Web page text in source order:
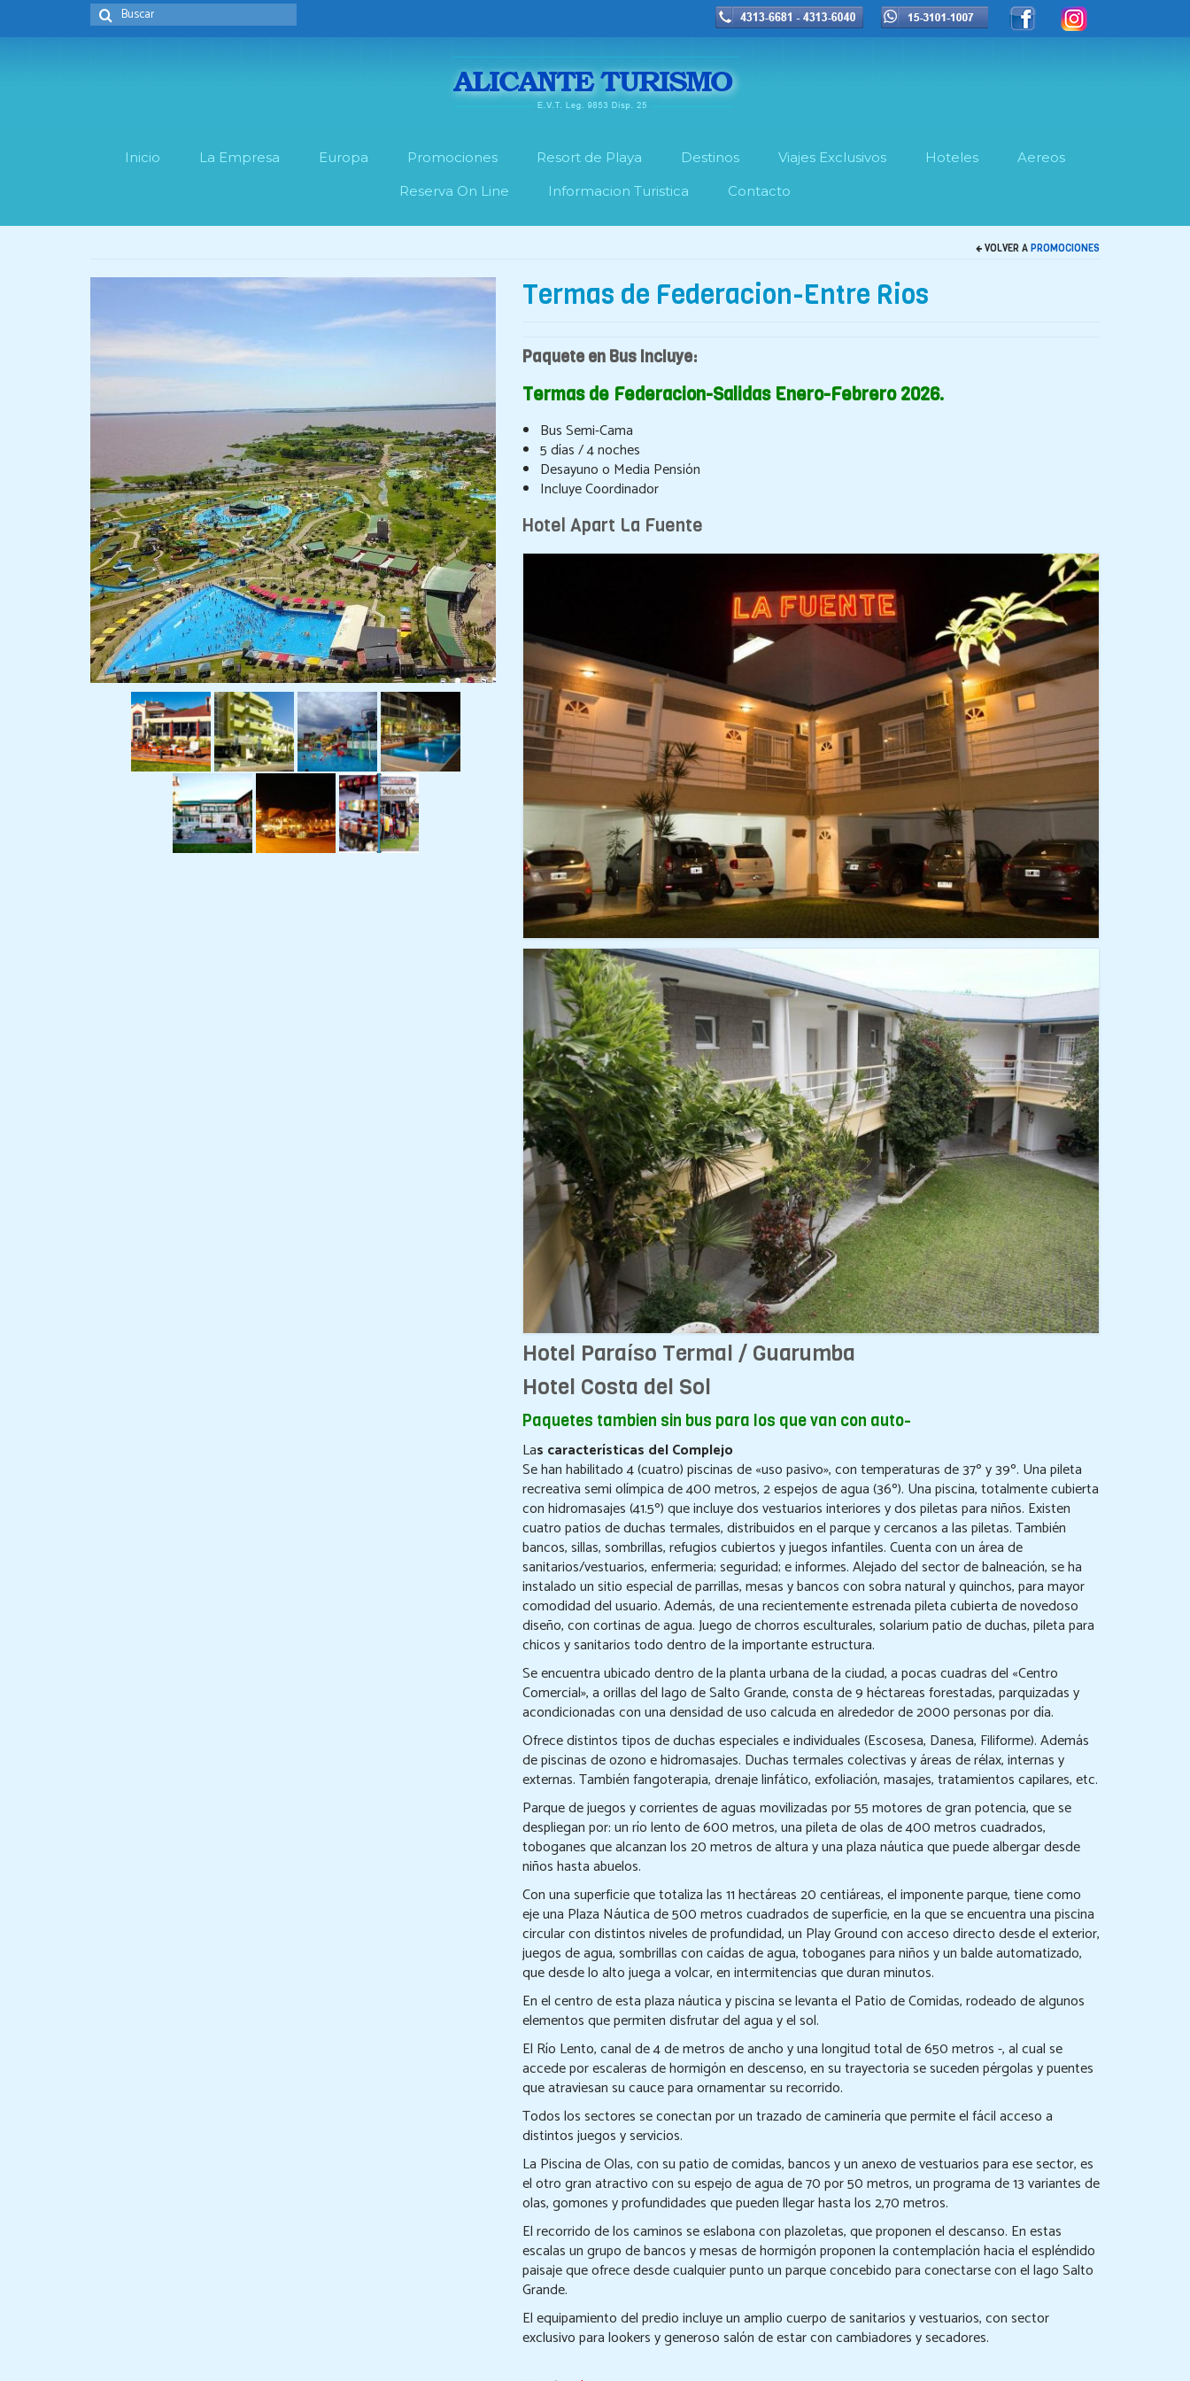
Buscar
por:
Inicio La Empresa Europa Promociones Resort de Playa Destinos Viajes Exclusivos Hoteles
Aereos
Reserva On Line
Informacion Turistica Contacto
VOLVER A PROMOCIONES
Termas de Federacion-Entre Rios
Paquete en Bus Incluye:
Termas de Federacion-Salidas Enero-Febrero 2026.
Bus Semi-Cama
5 días / 4 noches
Desayuno o Media Pensión
Incluye Coordinador
Hotel Apart La Fuente
Hotel Paraíso Termal / Guarumba
Hotel Costa del Sol
Paquetes tambien sin bus para los que van con auto-
Las características del Complejo
Se han habilitado 4 (cuatro) piscinas de «uso pasivo», con temperaturas de 37º y 39º. Una pileta
recreativa semi olímpica de 400 metros, 2 espejos de agua (36º). Una piscina, totalmente cubierta
con hidromasajes (41.5º) que incluye dos vestuarios interiores y dos piletas para niños. Existen
cuatro patios de duchas termales, distribuidos en el parque y cercanos a las piletas. También
bancos, sillas, sombrillas, refugios cubiertos y juegos infantiles. Cuenta con un área de
sanitarios/vestuarios, enfermeria; seguridad; e informes. Alejado del sector de balneación, se ha
instalado un sitio especial de parrillas, mesas y bancos con sobra natural y quinchos, para mayor
comodidad del usuario. Además, de una recientemente estrenada pileta cubierta de novedoso
diseño, con cortinas de agua. Juego de chorros esculturales, solarium patio de duchas, pileta para
chicos y sanitarios todo dentro de la importante estructura.
Se encuentra ubicado dentro de la planta urbana de la ciudad, a pocas cuadras del «Centro
Comercial», a orillas del lago de Salto Grande, consta de 9 héctareas forestadas, parquizadas y
acondicionadas con una densidad de uso calcuda en alrededor de 2000 personas por día.
Ofrece distintos tipos de duchas especiales e individuales (Escosesa, Danesa, Filiforme). Además
de piscinas de ozono e hidromasajes. Duchas termales colectivas y áreas de rélax, internas y
externas. También fangoterapia, drenaje linfático, exfoliación, masajes, tratamientos capilares, etc.
Parque de juegos y corrientes de aguas movilizadas por 55 motores de gran potencia, que se
despliegan por: un río lento de 600 metros, una pileta de olas de 400 metros cuadrados,
toboganes que alcanzan los 20 metros de altura y una plaza náutica que puede albergar desde
niños hasta abuelos.
Con una superficie que totaliza las 11 hectáreas 20 centiáreas, el imponente parque, tiene como
eje una Plaza Náutica de 500 metros cuadrados de superficie, en la que se encuentra una piscina
circular con distintos niveles de profundidad, un Play Ground con acceso directo desde el exterior,
juegos de agua, sombrillas con caídas de agua, toboganes para niños y un balde automatizado,
que desde lo alto juega a volcar, en intermitencias que duran minutos.
En el centro de esta plaza náutica y piscina se levanta el Patio de Comidas, rodeado de algunos
elementos que permiten disfrutar del agua y el sol.
El Río Lento, canal de 4 de metros de ancho y una longitud total de 650 metros -, al cual se
accede por escaleras de hormigón en descenso, en su trayectoria se suceden pérgolas y puentes
que atraviesan su cauce para ornamentar su recorrido.
Todos los sectores se conectan por un trazado de caminería que permite el fácil acceso a
distintos juegos y servicios.
La Piscina de Olas, con su patio de comidas, bancos y un anexo de vestuarios para ese sector, es
el otro gran atractivo con su espejo de agua de 70 por 50 metros, un programa de 13 variantes de
olas, gomones y profundidades que pueden llegar hasta los 2,70 metros.
El recorrido de los caminos se eslabona con plazoletas, que proponen el descanso. En estas
escalas un grupo de bancos y mesas de hormigón proponen la contemplación hacia el espléndido
paisaje que ofrece desde cualquier punto un parque concebido para conectarse con el lago Salto
Grande.
El equipamiento del predio incluye un amplio cuerpo de sanitarios y vestuarios, con sector
exclusivo para lookers y generoso salón de estar con cambiadores y secadores.